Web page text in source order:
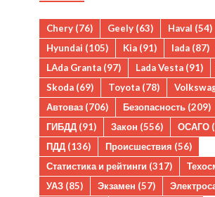
Chery (76) Geely (63) Haval (54)
Hyundai (105) Kia (91) lada (87)
LAda Granta (97) Lada Vesta (91)
Skoda (69) Toyota (78)
Автоваз (706) Безопасность (209)
ГИБДД (91) Закон (556) ОСАГО
ПДД (136) Происшествия (56)
Статистика и рейтинги (317)
УАЗ (85) Экзамен (57)